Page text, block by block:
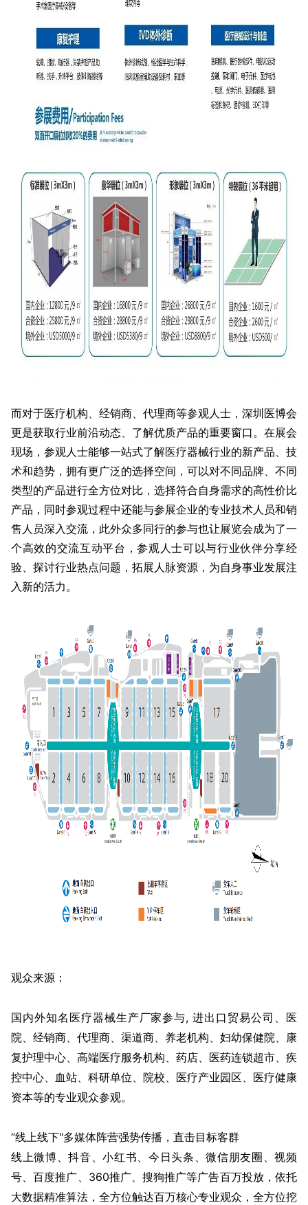
而对于医疗机构、经销商、代理商等参观人士，深圳医博会
更是获取行业前沿动态、了解优质产品的重要窗口。在展会
现场，参观人士能够一站式了解医疗器械行业的新产品、技
术和趋势，拥有更广泛的选择空间，可以对不同品牌、不同
类型的产品进行全方位对比，选择符合自身需求的高性价比
产品，同时参观过程中还能与参展企业的专业技术人员和销
售人员深入交流，此外众多同行的参与也让展览会成为了一
个高效的交流互动平台，参观人士可以与行业伙伴分享经
验、探讨行业热点问题，拓展人脉资源，为自身事业发展注
入新的活力。
观众来源：
国内外知名医疗器械生产厂家参与, 进出口贸易公司、医
院、经销商、代理商、渠道商、养老机构、妇幼保健院、康
复护理中心、高端医疗服务机构、药店、医药连锁超市、疾
控中心、血站、科研单位、院校、医疗产业园区、医疗健康
资本等的专业观众参观。
“线上线下"多媒体阵营强势传播，直击目标客群
线上微博、抖音、小红书、今日头条、微信朋友圈、视频
号、百度推广、360推广、搜狗推广等广告百万投放，依托
大数据精准算法，全方位触达百万核心专业观众，全方位挖